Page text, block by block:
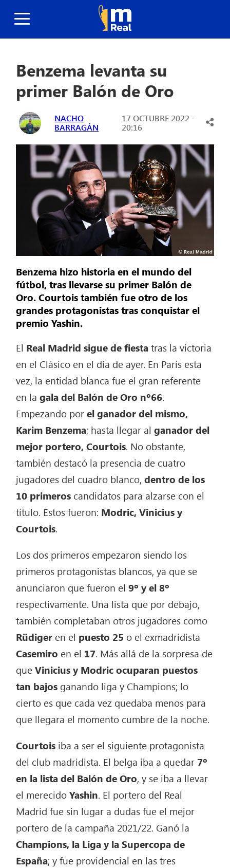
Benzema levanta su
primer Balón de Oro
NACHO
BARRAGÁN
17 OCTUBRE 2022 -
20:16
Benzema hizo historia en el mundo del
fútbol, tras llevarse su primer Balón de
Oro. Courtois también fue otro de los
grandes protagonistas tras conquistar el
premio Yashin.
El Real Madrid sigue de fiestatras la victoria
en el Clásico en el día de ayer. En París esta
vez, la entidad blanca fue el gran referente
en lagala del Balón de Oro nº66.
Empezando porel ganador del mismo,
Karim Benzema; hasta llegar alganador del
mejor portero, Courtois. No obstante,
también destacó la presencia de cuatro
jugadores del cuadro blanco,dentro de los
10 primeros candidatos para alzarse con el
título. Estos fueron: Modric, Vinicius y
Courtois.
Los dos primeros empezaron siendo los
primeros protagonistas blancos, ya que se
anunciaron que fueron el9º y el 8º
respectivamente. Una lista que por debajo,
también completaban otros jugadores como
Rüdiger en el puesto 25 o el exmadridista
Casemiro en el 17. Más allá de la sorpresa de
queVinicius y Modric ocuparan puestos
tan bajos ganando liga y Champions; lo
cierto es que cada vez quedaba menos para
que llegara el momento cumbre de la noche.
Courtois iba a ser el siguiente protagonista
del club madridista. El belga iba a quedar 7º
en la lista del Balón de Oro, y se iba a llevar
el merecidoYashin. El portero del Real
Madrid fue sin lugar a dudas fue el mejor
portero de la campaña 2021/22. Ganó la
Champions, la Liga y la Supercopa de
España; y fue providencial en las tres